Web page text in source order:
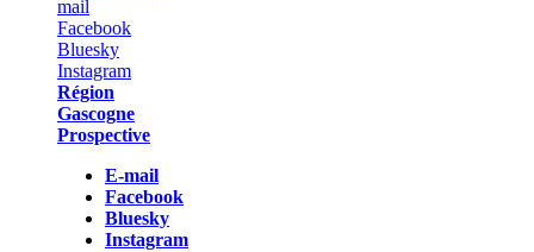
Région
Gascogne
Prospective
E-mail
Facebook
Bluesky
Instagram